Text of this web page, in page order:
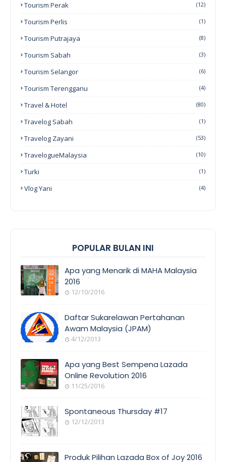
Tourism Perak (12)
Tourism Perlis (1)
Tourism Putrajaya (8)
Tourism Sabah (3)
Tourism Selangor (6)
Tourism Terengganu (4)
Travel & Hotel (80)
Travelog Sabah (1)
Travelog Zayani (53)
TravelogueMalaysia (10)
Turki (1)
Vlog Yani (4)
POPULAR BULAN INI
COVERAGE
Apa yang Menarik di MAHA Malaysia
2016
12/10/2016
AWAM
Daftar Sukarelawan Pertahanan
Awam Malaysia (JPAM)
4/12/2013
COVERAGE
Apa yang Best Sempena Lazada
Online Revolution 2016
11/25/2016
E
Spontaneous Thursday #17
12/12/2013
Produk Pilihan Lazada Box of Joy 2016